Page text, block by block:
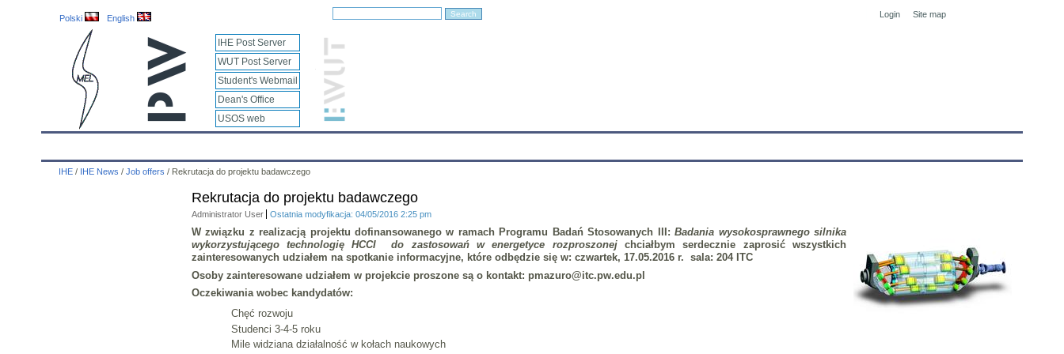
Polski English Site map
Login
IHE Post Server
WUT Post Server
Student's Webmail
Dean's Office
USOS web
IHE / IHE News / Job offers / Rekrutacja do projektu badawczego
Rekrutacja do projektu badawczego
Administrator User Ostatnia modyfikacja: 04/05/2016 2:25 pm
W związku z realizacją projektu dofinansowanego w ramach Programu Badań Stosowanych III:Badania wysokosprawnego silnika
wykorzystującego technologię HCCI do zastosowań w energetyce rozproszonej chciałbym serdecznie zaprosić wszystkich
zainteresowanych udziałem na spotkanie informacyjne, które odbędzie się w: czwartek, 17.05.2016 r. sala: 204 ITC
Osoby zainteresowane udziałem w projekcie proszone są o kontakt: pmazuro@itc.pw.edu.pl
Oczekiwania wobec kandydatów:
Chęć rozwoju
Studenci 3-4-5 roku
Mile widziana działalność w kołach naukowych